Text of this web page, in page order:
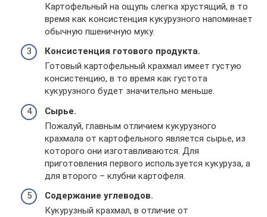
Картофельный на ощупь слегка хрустящий, в то
время как консистенция кукурузного напоминает
обычную пшеничную муку.
Консистенция готового продукта.
Готовый картофельный крахмал имеет густую
консистенцию, в то время как густота
кукурузного будет значительно меньше.
Сырье.
Пожалуй, главным отличием кукурузного
крахмала от картофельного является сырье, из
которого они изготавливаются. Для
приготовления первого используется кукуруза, а
для второго – клубни картофеля.
Содержание углеводов.
Кукурузный крахмал, в отличие от